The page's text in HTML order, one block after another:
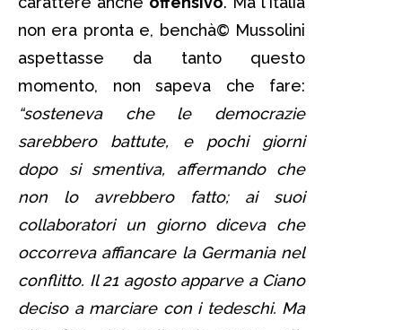
non era pronta e, benchà© Mussolini
aspettasse da tanto questo
momento, non sapeva che fare:
“sosteneva che le democrazie
sarebbero battute, e pochi giorni
dopo si smentiva, affermando che
non lo avrebbero fatto; ai suoi
collaboratori un giorno diceva che
occorreva affiancare la Germania nel
conflitto. Il 21 agosto apparve a Ciano
deciso a marciare con i tedeschi. Ma